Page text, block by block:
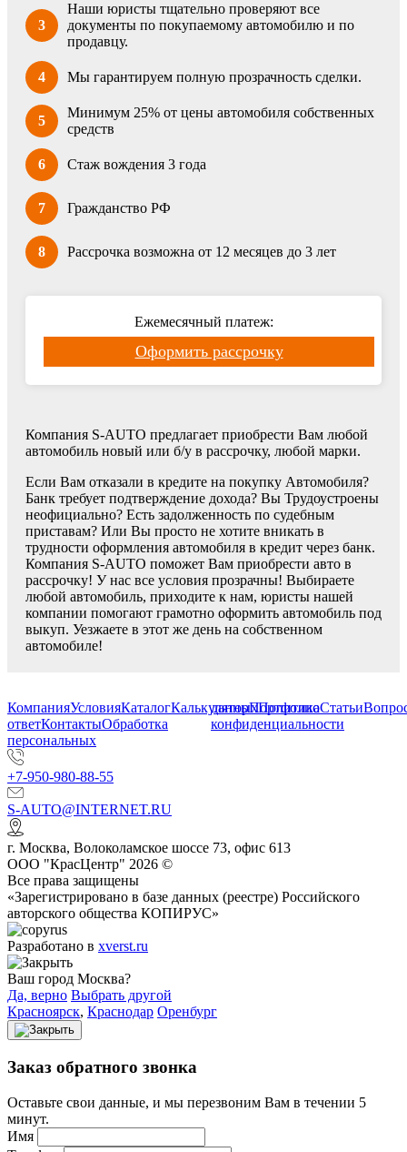
3
Наши юристы тщательно проверяют все
документы по покупаемому автомобилю и по
продавцу.
4 Мы гарантируем полную прозрачность сделки.
5
Минимум 25% от цены автомобиля собственных
средств
6 Стаж вождения 3 года
7 Гражданство РФ
8 Рассрочка возможна от 12 месяцев до 3 лет
Ежемесячный платеж:
Оформить рассрочку
Компания S-AUTO предлагает приобрести Вам любой
автомобиль новый или б/у в рассрочку, любой марки.
Если Вам отказали в кредите на покупку Автомобиля?
Банк требует подтверждение дохода? Вы Трудоустроены
неофициально? Есть задолженность по судебным
приставам? Или Вы просто не хотите вникать в
трудности оформления автомобиля в кредит через банк.
Компания S-AUTO поможет Вам приобрести авто в
рассрочку! У нас все условия прозрачны! Выбираете
любой автомобиль, приходите к нам, юристы нашей
компании помогают грамотно оформить автомобиль под
выкуп. Уезжаете в этот же день на собственном
автомобиле!
КомпанияУсловияКаталогКалькуляторПортфолиоСтатьи
ответКонтактыОбработка
персональных
данныхПолитика
конфиденциальности
+7-950-980-88-55
S-AUTO@INTERNET.RU
г. Москва, Волоколамское шоссе 73, офис 613
ООО "КрасЦентр" 2026 ©
Все права защищены
«Зарегистрировано в базе данных (реестре) Российского
авторского общества КОПИРУС»
Разработано в xverst.ru
Ваш город Москва?
Да, верно Выбрать другой
Красноярск, Краснодар Оренбург
Заказ обратного звонка
Оставьте свои данные, и мы перезвоним Вам в течении 5
минут.
Имя